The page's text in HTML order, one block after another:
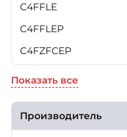
C4FFLE
C4FFLEP
C4FZFCEP
Показать все
Производитель